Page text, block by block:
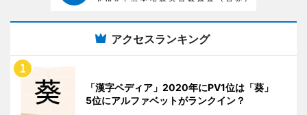
アクセスランキング
「漢字ペディア」2020年にPV1位は「葵」
5位にアルファベットがランクイン？